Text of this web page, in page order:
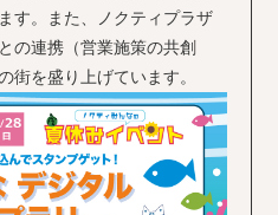
す。また、ノクティプラザ
の連携（営業施策の共創
街を盛り上げています。